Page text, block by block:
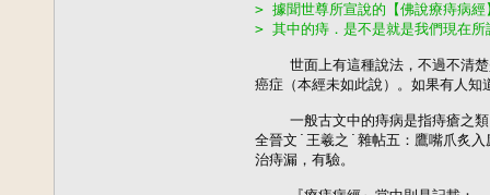
> 據聞世尊所宣說的【佛說療痔病經
> 其中的痔．是不是就是我們現在所
世面上有這種說法，不過不清
癌症（本經未如此說）。如果有人知
一般古文中的痔病是指痔瘡之
全晉文˙王羲之˙雜帖五：鷹嘴爪炙
治痔漏，有驗。